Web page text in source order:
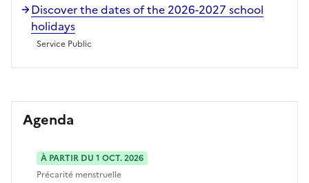
Discover the dates of the 2026-2027 school
holidays
Service Public
Agenda
À PARTIR DU 1 OCT. 2026
Précarité menstruelle